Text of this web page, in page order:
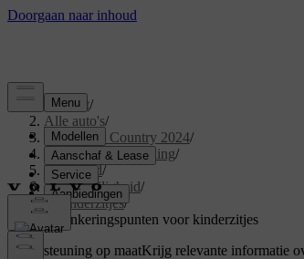
Support/
Alle auto's/
V60 Cross Country 2024/
Gebruikershandleiding/
Veiligheid/
Kinderveiligheid/
Kinderzitjes/
Verankeringspunten voor kinderzitjes
Ondersteuning op maatKrijg relevante informatie